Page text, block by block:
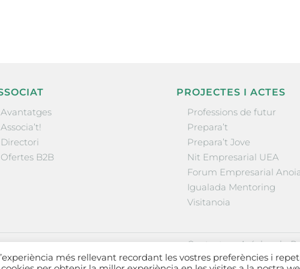
Avantatges
Associa’t!
Directori
Ofertes B2B
PROJECTES I ACTES
Professions de futur
Prepara’t
Prepara’t Jove
Nit Empresarial UEA
Forum Empresarial
Igualada Mentoring
Visitanoia
Contactar·Avís legal·
més rellevant recordant les vostres preferències i